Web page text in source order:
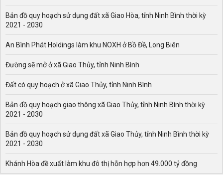
khác trên thị trường.
Chủ đề lãi suất ngân hàng SHB mới nhất
Chủ đề "lãi suất ngân hàng SHB" thường tập trung vào
Cập nhật biểu lãi suất tiết kiệm hàng tháng:
thông tin chi tiết về mức lãi suất áp dụng cho các kỳ hạn
sánh mức lãi suất theo từng tháng.
Những thay đổi và điều chỉnh lãi suất:
việc tăng hoặc giảm lãi suất ở các kỳ hạn khác nhau, giúp
khách hàng cập nhật kịp thời để đưa ra quyết định tài
chính phù hợp.
So sánh lãi suất giữa các kỳ hạn và hình thức gửi tiền:
Bản đồ quy hoạch sử dụng đất xã Giao Hòa, tỉnh Ninh Bình thời kỳ
2021 - 2030
An Bình Phát Holdings làm khu NOXH ở Bồ Đề, Long Biên
Đường sẽ mở ở xã Giao Thủy, tỉnh Ninh Bình
Đất có quy hoạch ở xã Giao Thủy, tỉnh Ninh Bình
Bản đồ quy hoạch giao thông xã Giao Thủy, tỉnh Ninh Bình thời kỳ
2021 - 2030
Bản đồ quy hoạch sử dụng đất xã Giao Thủy, tỉnh Ninh Bình thời kỳ
2021 - 2030
Khánh Hòa đề xuất làm khu đô thị hỗn hợp hơn 49.000 tỷ đồng